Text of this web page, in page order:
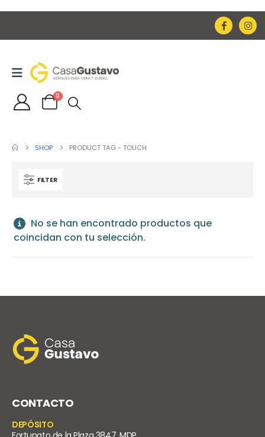
0
SHOP PRODUCT TAG -TOUCH
FILTER
No se han encontrado productos que
coincidan con tu selección.
CONTACTO
DEPÓSITO